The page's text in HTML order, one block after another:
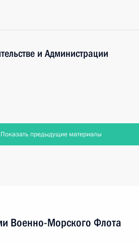
и Администрации
Показать предыдущие материалы
Военно-Морского Флота